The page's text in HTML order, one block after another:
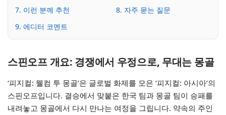
7. 이런 분께 추천
8. 자주 묻는 질문
9. 에디터 코멘트
스핀오프 개요: 경쟁에서 우정으로, 무대는 몽골
‘피지컬: 웰컴 투 몽골’은 글로벌 화제를 모은 ‘피지컬: 아시아’의
스핀오프입니다. 결승에서 맞붙은 한국 팀과 몽골 팀이 승패를
내려놓고 몽골에서 다시 만나는 여정을 그립니다. 약속의 주인